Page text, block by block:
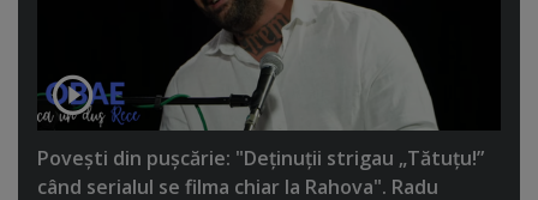
Poveşti din puşcărie: "Deţinuţii strigau „Tătuţu!”
când serialul se filma chiar la Rahova". Radu